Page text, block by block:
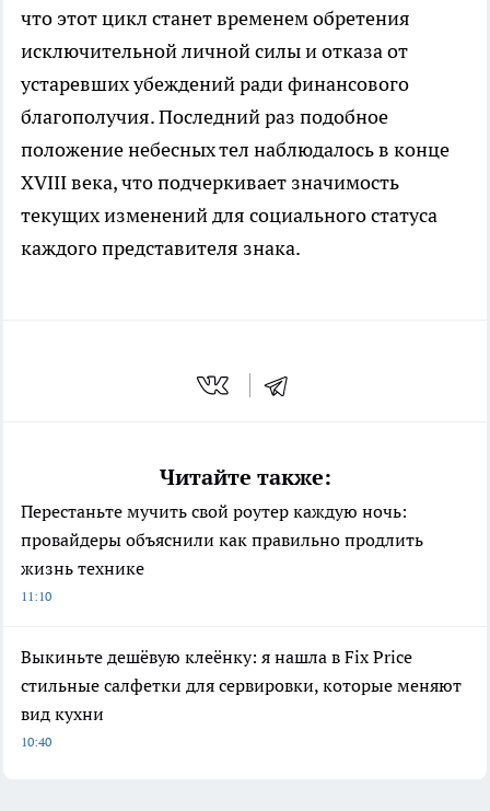
что этот цикл станет временем обретения
исключительной личной силы и отказа от
устаревших убеждений ради финансового
благополучия. Последний раз подобное
положение небесных тел наблюдалось в конце
XVIII века, что подчеркивает значимость
текущих изменений для социального статуса
каждого представителя знака.
Читайте также:
Перестаньте мучить свой роутер каждую ночь:
провайдеры объяснили как правильно продлить
жизнь технике
11:10
Выкиньте дешёвую клеёнку: я нашла в Fix Price
стильные салфетки для сервировки, которые меняют
вид кухни
10:40